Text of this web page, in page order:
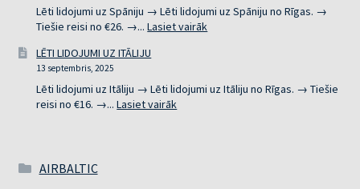
€9
Lēti lidojumi uz Spāniju → Lēti lidojumi uz Spāniju no Rīgas. →
Tiešie reisi no €26. →...Lasiet vairāk
SPĀNIJU
LĒTI LIDOJUMI UZ ITĀLIJU
13 septembris, 2025
Lēti lidojumi uz Itāliju → Lēti lidojumi uz Itāliju no Rīgas. → Tiešie
reisi no €16. →...Lasiet vairāk
AIRBALTIC